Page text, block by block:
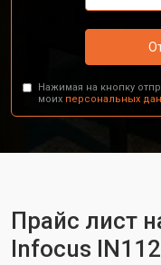
Нажимая на кнопку
моих персональных
Прайс лист
Infocus IN112